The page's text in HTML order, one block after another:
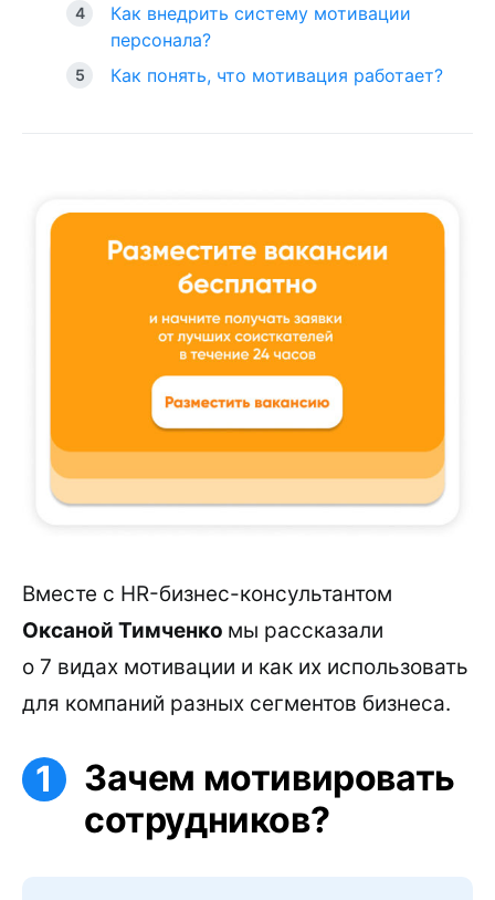
Как внедрить систему мотивации
персонала?
Как понять, что мотивация работает?
Вместе с HR-бизнес-консультантом
Оксаной Тимченко мы рассказали
о 7 видах мотивации и как их использовать
для компаний разных сегментов бизнеса.
Зачем мотивировать
сотрудников?